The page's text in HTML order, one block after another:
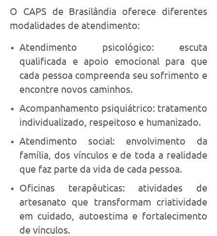
O CAPS de Brasilândia oferece diferentes
modalidades de atendimento:
Atendimento psicológico: escuta
qualificada e apoio emocional para que
cada pessoa compreenda seu sofrimento e
encontre novos caminhos.
Acompanhamento psiquiátrico: tratamento
individualizado, respeitoso e humanizado.
Atendimento social: envolvimento da
família, dos vínculos e de toda a realidade
que faz parte da vida de cada pessoa.
Oficinas terapêuticas: atividades de
artesanato que transformam criatividade
em cuidado, autoestima e fortalecimento
de vínculos.